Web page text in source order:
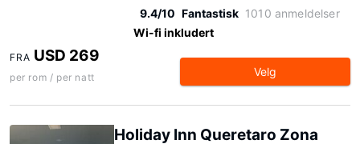
9.4/10 Fantastisk 1010 anmeldelser
Wi-fi inkludert
FRA USD 269
per rom / per natt Velg
Holiday Inn Queretaro Zona